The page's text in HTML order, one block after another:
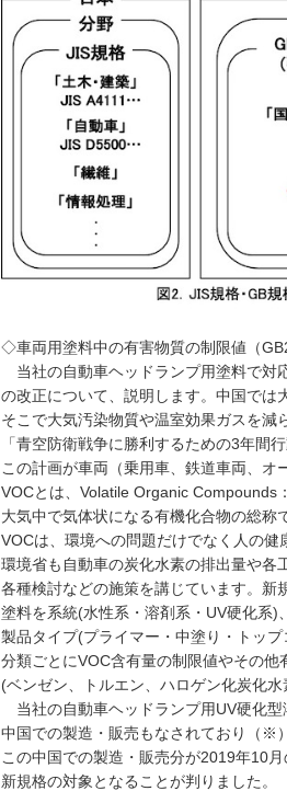
◇車両用塗料中の有害物質の制限値（
当社の自動車ヘッドランプ用塗料で対
の改正について、説明します。 中国では
そこで大気汚染物質や温室効果ガスを減
「青空防衛戦争に勝利するための3年間
この計画が車両（乗用車、鉄道車両、オ
VOCとは、Volatile Organic Compounds
大気中で気体状になる有機化合物の総称
VOCは、環境への問題だけでなく人の健
環境省も自動車の炭化水素の排出量や各
各種検討などの施策を講じています。 新
塗料を系統(水性系・溶剤系・UV硬化系)、
製品タイプ(プライマー・中塗り・トッ
分類ごとにVOC含有量の制限値やその他
(ベンゼン、トルエン、ハロゲン化炭化水
当社の自動車ヘッドランプ用UV硬化型
中国での製造・販売もなされており（※）
この中国での製造・販売分が2019年10月
新規格の対象となることが判りました。